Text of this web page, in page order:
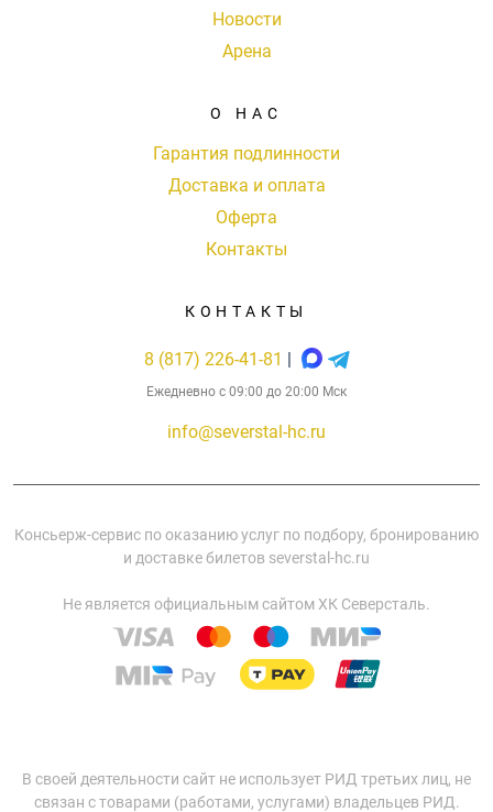
Новости
Арена
О НАС
Гарантия подлинности
Доставка и оплата
Оферта
Контакты
КОНТАКТЫ
8 (817) 226-41-81 |
Ежедневно с 09:00 до 20:00 Мск
info@severstal-hc.ru
Консьерж-сервис по оказанию услуг по подбору, бронированию
и доставке билетов severstal-hc.ru
Не является официальным сайтом ХК Северсталь.
В своей деятельности сайт не использует РИД третьих лиц, не
связан с товарами (работами, услугами) владельцев РИД.